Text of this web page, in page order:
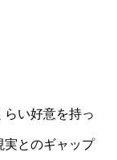
い好意を持っ
実とのギャップ